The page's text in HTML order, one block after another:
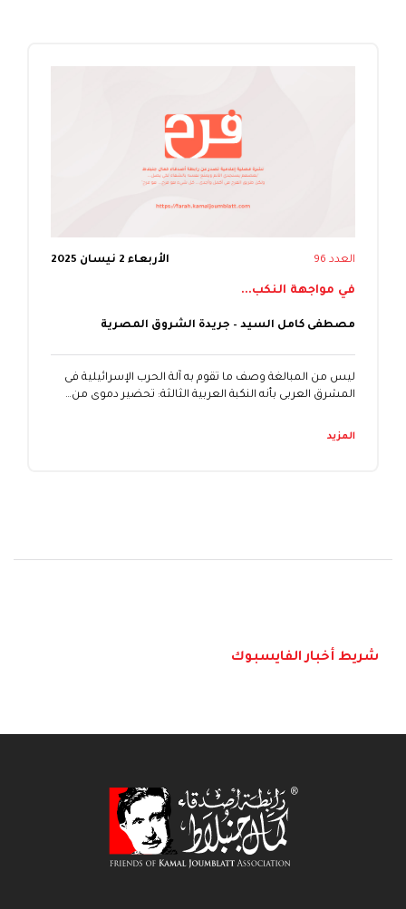
العدد 96 الأربعاء 2 نيسان 2025
في مواجهة النكب...
مصطفى كامل السيد – جريدة الشروق المصرية
‎ليس من المبالغة وصف ما تقوم به آلة الحرب الإسرائيلية فى
المشرق العربى بأنه النكبة العربية الثالثة: تحضير دموى من…
المزيد
شريط أخبار الفايسبوك